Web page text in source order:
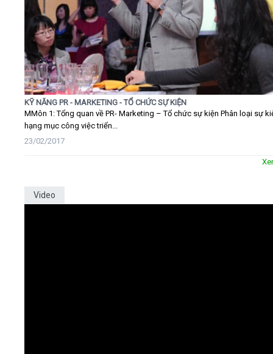
KỸ NĂNG PR - MARKETING - TỔ CHỨC SỰ KIỆN
MMôn 1: Tổng quan về PR- Marketing – Tổ chức sự kiện Phân loại sự
hạng mục công việc triển...
23/02/2017
Video